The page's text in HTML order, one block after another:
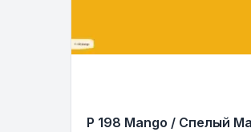
P 198 Mango / Спелый